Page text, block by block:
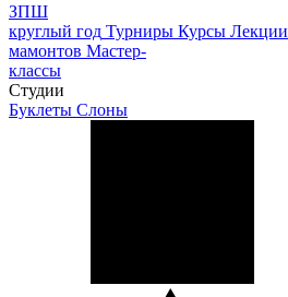
ЗПШ
круглый год Турниры Курсы Лекции
мамонтов Мастер-
классы
Студии
Буклеты Слоны